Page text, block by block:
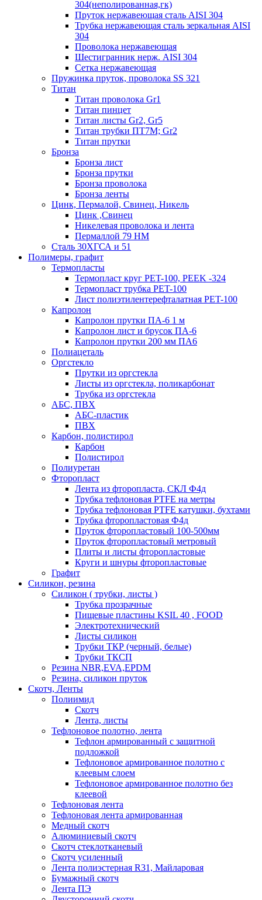
304(неполированная,гк)
Пруток нержавеющая сталь AISI 304
Трубка нержавеющая сталь зеркальная AISI
304
Проволока нержавеющая
Шестигранник нерж. AISI 304
Сетка нержавеющая
Пружинка пруток, проволока SS 321
Титан
Титан проволока Gr1
Титан пинцет
Титан листы Gr2, Gr5
Титан трубки ПТ7М; Gr2
Титан прутки
Бронза
Бронза лист
Бронза прутки
Бронза проволока
Бронза ленты
Цинк, Пермалой, Свинец, Никель
Цинк ,Свинец
Никелевая проволока и лента
Пермаллой 79 НМ
Сталь 30ХГСА и 51
Полимеры, графит
Термопласты
Термопласт круг PET-100, PEEK -324
Термопласт трубка PET-100
Лист полиэтилентерефталатная PET-100
Капролон
Капролон прутки ПА-6 1 м
Капролон лист и брусок ПА-6
Капролон прутки 200 мм ПА6
Полиацеталь
Оргстекло
Прутки из оргстекла
Листы из оргстекла, поликарбонат
Трубка из оргстекла
АБС, ПВХ
АБС-пластик
ПВХ
Карбон, полистирол
Карбон
Полистирол
Полиуретан
Фторопласт
Лента из фторопласта, СКЛ Ф4д
Трубка тефлоновая PTFE на метры
Трубка тефлоновая PTFE катушки, бухтами
Трубка фторопластовая Ф4д
Пруток фторопластовый 100-500мм
Пруток фторопластовый метровый
Плиты и листы фторопластовые
Круги и шнуры фторопластовые
Графит
Силикон, резина
Силикон ( трубки, листы )
Трубка прозрачные
Пищевые пластины KSIL 40 , FOOD
Электротехнический
Листы силикон
Трубки ТКР (черный, белые)
Трубки ТКСП
Резина NBR,EVA,EPDM
Резина, силикон пруток
Скотч, Ленты
Полиимид
Скотч
Лента, листы
Тефлоновое полотно, лента
Тефлон армированный с защитной
подложкой
Тефлоновое армированное полотно с
клеевым слоем
Тефлоновое армированное полотно без
клеевой
Тефлоновая лента
Тефлоновая лента армированная
Медный скотч
Алюминиевый скотч
Скотч стеклотканевый
Скотч усиленный
Лента полиэстерная R31, Майларовая
Бумажный скотч
Лента ПЭ